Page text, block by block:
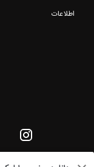
اطلاعات
تمامی